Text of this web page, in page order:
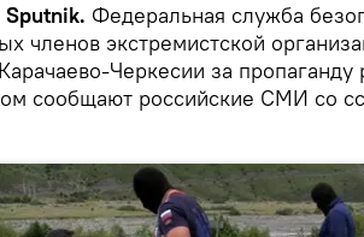
Федеральная служба
членов экстремистской
Черкесии за пропаганду
сообщают российские СМИ со